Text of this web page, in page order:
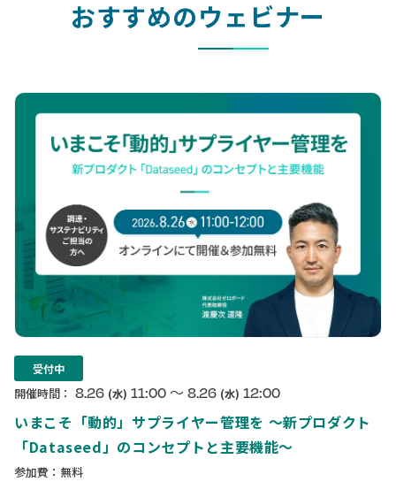
保証に耐えうる算定・文書化の考え方
保証対応支援パッケージの内容
おすすめのウェビナー
受付中
開催時間： 8.26 (水) 11:00 〜 8.26 (水) 12:00
いまこそ「動的」サプライヤー管理を 〜新プロダクト
「Dataseed」のコンセプトと主要機能〜
参加費：無料